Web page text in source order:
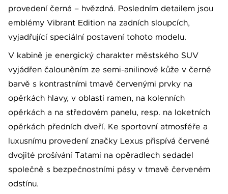
provedení černá – hvězdná. Posledním detailem jsou
emblémy Vibrant Edition na zadních sloupcích,
vyjadřující speciální postavení tohoto modelu.
V kabině je energický charakter městského SUV
vyjádřen čalouněním ze semi-anilinové kůže v černé
barvě s kontrastními tmavě červenými prvky na
opěrkách hlavy, v oblasti ramen, na kolenních
opěrkách a na středovém panelu, resp. na loketních
opěrkách předních dveří. Ke sportovní atmosféře a
luxusnímu provedení značky Lexus přispívá červené
dvojité prošívání Tatami na opěradlech sedadel
společně s bezpečnostními pásy v tmavě červeném
odstínu.